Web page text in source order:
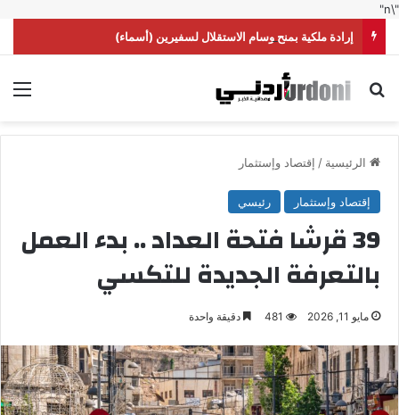
"\n"
إرادة ملكية بمنح وسام الاستقلال لسفيرين (أسماء)
بحث عن
الرئيسية / إقتصاد وإستثمار
إقتصاد وإستثمار رئيسي
39 قرشا فتحة العداد .. بدء العمل
بالتعرفة الجديدة للتكسي
مايو 11, 2026 481 دقيقة واحدة